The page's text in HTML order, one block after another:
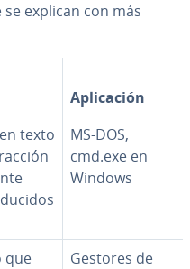
explican con más
Apli­ca­ción
texto
MS-DOS,
cmd.exe en
Windows
que
Gestores de